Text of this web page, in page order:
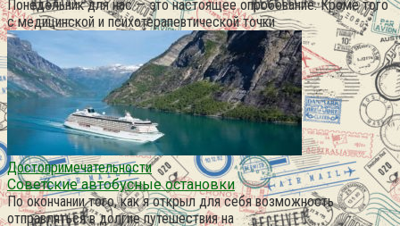
Понедельник для нас — это настоящее опробование. Кроме того
с медицинской и психотерапевтической точки
Достопримечательности
Советские автобусные остановки
По окончании того, как я открыл для себя возможность
отправляться в долгие путешествия на